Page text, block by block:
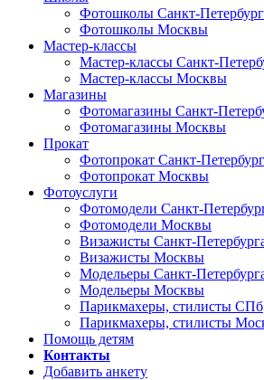
Фотошколы Санкт-
Фотошколы Москвы
Мастер-классы
Мастер-классы Санкт-
Мастер-классы Москвы
Магазины
Фотомагазины Санкт-
Фотомагазины Москвы
Прокат
Фотопрокат Санкт-
Фотопрокат Москвы
Фотоуслуги
Фотомодели Санкт-
Фотомодели Москвы
Визажисты Санкт-
Визажисты Москвы
Модельеры Санкт-
Модельеры Москвы
Парикмахеры, стилисты СПб
Парикмахеры, стилисты
Помощь детям
Контакты
Добавить анкету